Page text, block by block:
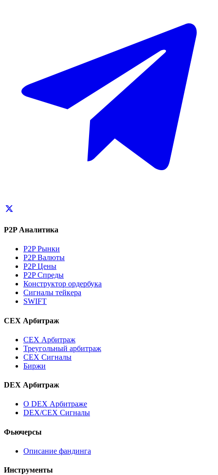
P2P Аналитика
P2P Рынки
P2P Валюты
P2P Цены
P2P Спреды
Конструктор ордербука
Сигналы тейкера
SWIFT
CEX Арбитраж
CEX Арбитраж
Треугольный арбитраж
CEX Сигналы
Биржи
DEX Арбитраж
О DEX Арбитраже
DEX/CEX Сигналы
Фьючерсы
Описание фандинга
Инструменты